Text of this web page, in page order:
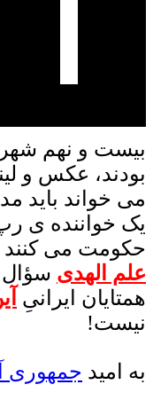
بیست و نهم
بودند، عکس و
می خواند باید
یک خواننده ی
حکومت می کنند
علم الهدی سؤال
همتایان ایرانیِ
نیست!
به امید جمهوری